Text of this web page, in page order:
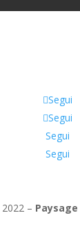
Segui
Segui
Segui
Segui
– Paysage